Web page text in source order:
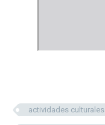
actividades culturales